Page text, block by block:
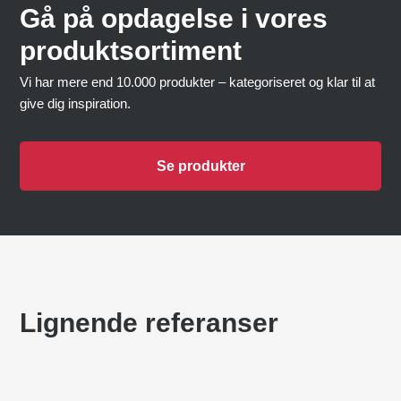
Gå på opdagelse i vores
produktsortiment
Vi har mere end 10.000 produkter – kategoriseret og klar til at
give dig inspiration.
Se produkter
Lignende referanser
BØRNEHUSET KARMSTEN